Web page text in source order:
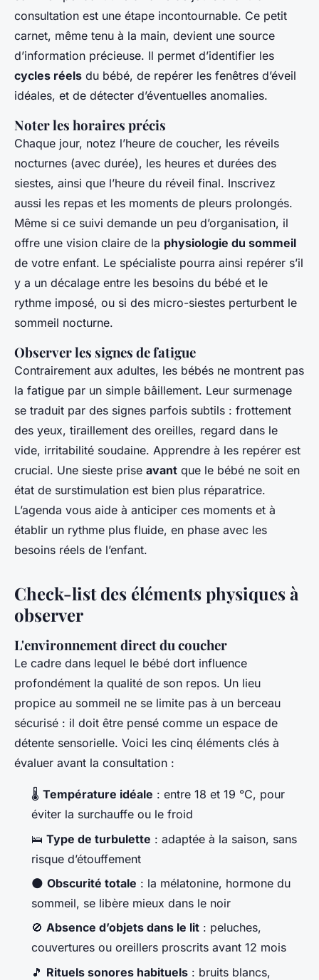
consultation est une étape incontournable. Ce petit
carnet, même tenu à la main, devient une source
d’information précieuse. Il permet d’identifier les
cycles réels du bébé, de repérer les fenêtres d’éveil
idéales, et de détecter d’éventuelles anomalies.
Noter les horaires précis
Chaque jour, notez l’heure de coucher, les réveils
nocturnes (avec durée), les heures et durées des
siestes, ainsi que l’heure du réveil final. Inscrivez
aussi les repas et les moments de pleurs prolongés.
Même si ce suivi demande un peu d’organisation, il
offre une vision claire de la physiologie du sommeil
de votre enfant. Le spécialiste pourra ainsi repérer s’il
y a un décalage entre les besoins du bébé et le
rythme imposé, ou si des micro-siestes perturbent le
sommeil nocturne.
Observer les signes de fatigue
Contrairement aux adultes, les bébés ne montrent pas
la fatigue par un simple bâillement. Leur surmenage
se traduit par des signes parfois subtils : frottement
des yeux, tiraillement des oreilles, regard dans le
vide, irritabilité soudaine. Apprendre à les repérer est
crucial. Une sieste prise avant que le bébé ne soit en
état de surstimulation est bien plus réparatrice.
L’agenda vous aide à anticiper ces moments et à
établir un rythme plus fluide, en phase avec les
besoins réels de l’enfant.
Check-list des éléments physiques à
observer
L'environnement direct du coucher
Le cadre dans lequel le bébé dort influence
profondément la qualité de son repos. Un lieu
propice au sommeil ne se limite pas à un berceau
sécurisé : il doit être pensé comme un espace de
détente sensorielle. Voici les cinq éléments clés à
évaluer avant la consultation :
🌡️ Température idéale : entre 18 et 19 °C, pour
éviter la surchauffe ou le froid
🛌 Type de turbulette : adaptée à la saison, sans
risque d’étouffement
🌑 Obscurité totale : la mélatonine, hormone du
sommeil, se libère mieux dans le noir
🚫 Absence d’objets dans le lit : peluches,
couvertures ou oreillers proscrits avant 12 mois
🎵 Rituels sonores habituels : bruits blancs,